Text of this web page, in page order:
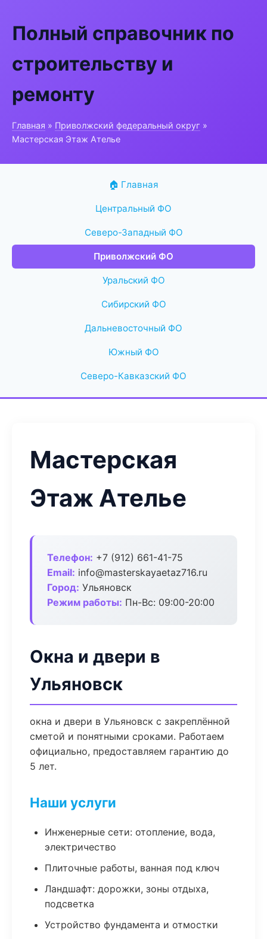
Полный справочник по
строительству и
ремонту
Главная » Приволжский федеральный округ »
Мастерская Этаж Ателье
🏠 Главная
Центральный ФО
Северо-Западный ФО
Приволжский ФО
Уральский ФО
Сибирский ФО
Дальневосточный ФО
Южный ФО
Северо-Кавказский ФО
Мастерская
Этаж Ателье
Телефон: +7 (912) 661-41-75
Email: info@masterskayaetaz716.ru
Город: Ульяновск
Режим работы: Пн-Вс: 09:00-20:00
Окна и двери в
Ульяновск
окна и двери в Ульяновск с закреплённой
сметой и понятными сроками. Работаем
официально, предоставляем гарантию до
5 лет.
Наши услуги
Инженерные сети: отопление, вода,
электричество
Плиточные работы, ванная под ключ
Ландшафт: дорожки, зоны отдыха,
подсветка
Устройство фундамента и отмостки